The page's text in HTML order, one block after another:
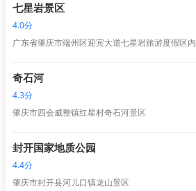
七星岩景区
4.0分
广东省肇庆市端州区迎宾大道七星岩旅游度假区内
奇石河
4.3分
肇庆市四会威整镇红星村奇石河景区
封开国家地质公园
4.4分
肇庆市封开县河儿口镇龙山景区